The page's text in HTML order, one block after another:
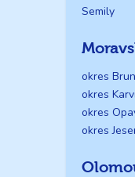
Semily
okres
okres
okres
okres